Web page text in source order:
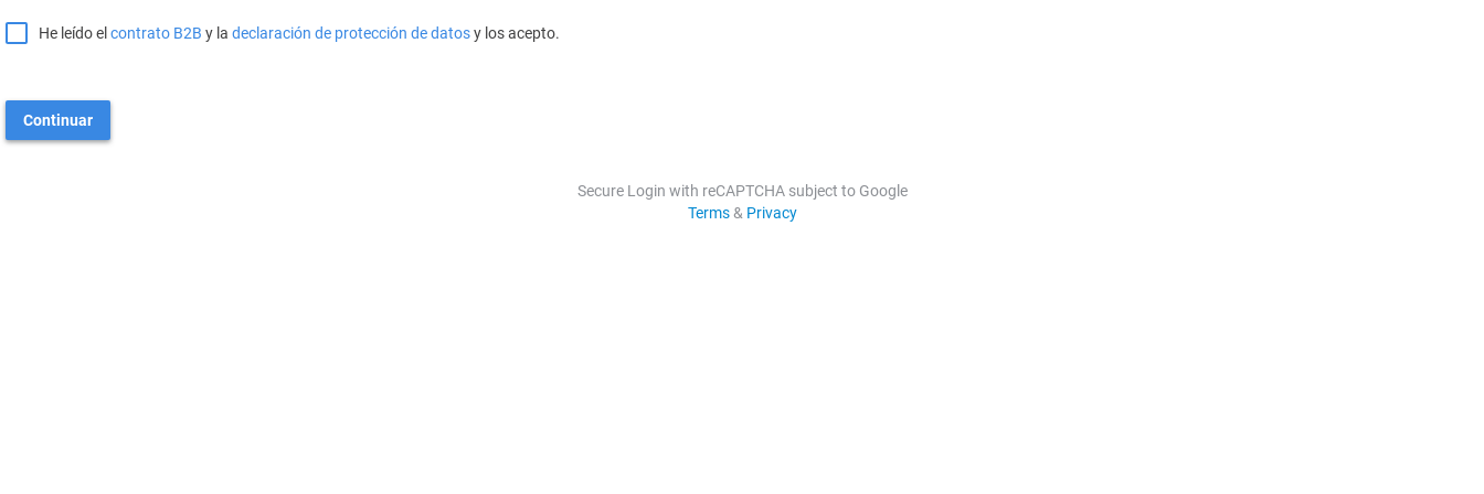
He leído el contrato B2B y la declaración de protección de datosy los acepto.
Continuar
Secure Login with reCAPTCHA subject to Google
Terms& Privacy